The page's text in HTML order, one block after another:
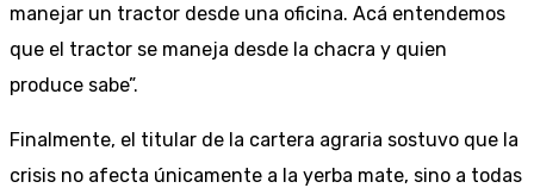
manejar un tractor desde una oficina. Acá entendemos
que el tractor se maneja desde la chacra y quien
produce sabe”.
Finalmente, el titular de la cartera agraria sostuvo que la
crisis no afecta únicamente a la yerba mate, sino a todas